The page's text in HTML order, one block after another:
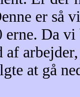
er så
Da vi
af
at gå